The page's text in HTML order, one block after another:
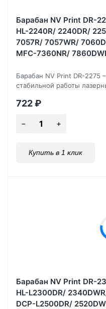
Барабан NV Print DR-
HL-2240R/ 2240DR/
7057R/ 7057WR/
MFC-7360NR/
Барабан NV Print DR-
стабильной работы
722₽
Купить в 1 клик
Барабан NV Print DR-
HL-L2300DR/
DCP-L2500DR/